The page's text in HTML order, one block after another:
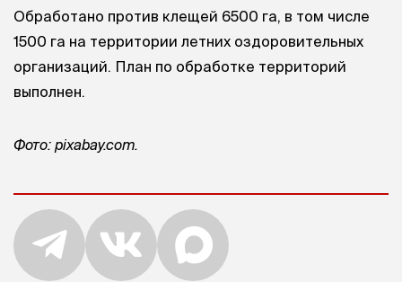
Обработано против клещей 6500 га, в том числе
1500 га на территории летних оздоровительных
организаций. План по обработке территорий
выполнен.
Фото: pixabay.com.